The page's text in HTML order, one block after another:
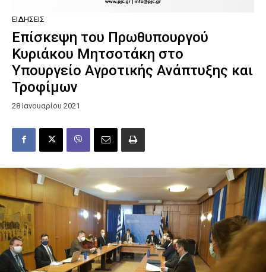
ΕΙΔΉΣΕΙΣ
Επίσκεψη του Πρωθυπουργού
Κυριάκου Μητσοτάκη στο
Υπουργείο Αγροτικής Ανάπτυξης και
Τροφίμων
28 Ιανουαρίου 2021